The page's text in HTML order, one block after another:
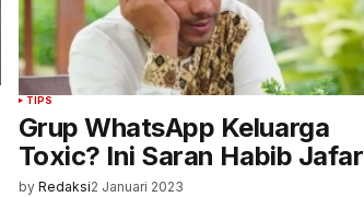
TIPS
Grup WhatsApp Keluarga
Toxic? Ini Saran Habib Jafar
by Redaksi2 Januari 2023